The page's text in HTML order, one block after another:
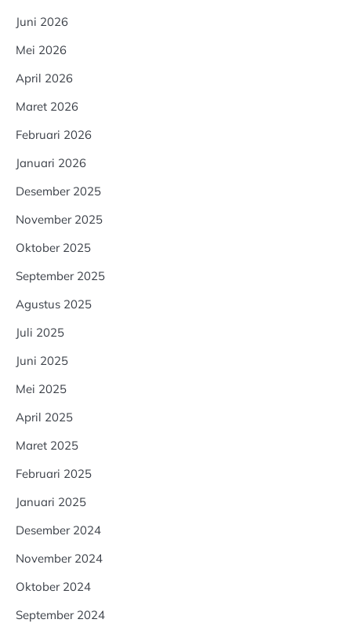
Juni 2026
Mei 2026
April 2026
Maret 2026
Februari 2026
Januari 2026
Desember 2025
November 2025
Oktober 2025
September 2025
Agustus 2025
Juli 2025
Juni 2025
Mei 2025
April 2025
Maret 2025
Februari 2025
Januari 2025
Desember 2024
November 2024
Oktober 2024
September 2024